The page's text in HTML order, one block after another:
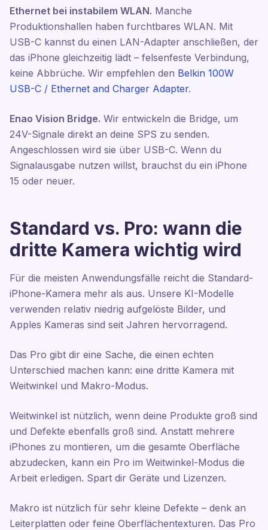
Ethernet bei instabilem WLAN. Manche
Produktionshallen haben furchtbares WLAN. Mit
USB-C kannst du einen LAN-Adapter anschließen, der
das iPhone gleichzeitig lädt – felsenfeste Verbindung,
keine Abbrüche. Wir empfehlen den Belkin 100W
USB-C / Ethernet and Charger Adapter.
Enao Vision Bridge. Wir entwickeln die Bridge, um
24V-Signale direkt an deine SPS zu senden.
Angeschlossen wird sie über USB-C. Wenn du
Signalausgabe nutzen willst, brauchst du ein iPhone
15 oder neuer.
Standard vs. Pro: wann die
dritte Kamera wichtig wird
Für die meisten Anwendungsfälle reicht die Standard-
iPhone-Kamera mehr als aus. Unsere KI-Modelle
verwenden relativ niedrig aufgelöste Bilder, und
Apples Kameras sind seit Jahren hervorragend.
Das Pro gibt dir eine Sache, die einen echten
Unterschied machen kann: eine dritte Kamera mit
Weitwinkel und Makro-Modus.
Weitwinkel ist nützlich, wenn deine Produkte groß sind
und Defekte ebenfalls groß sind. Anstatt mehrere
iPhones zu montieren, um die gesamte Oberfläche
abzudecken, kann ein Pro im Weitwinkel-Modus die
Arbeit erledigen. Spart dir Geräte und Lizenzen.
Makro ist nützlich für sehr kleine Defekte – denk an
Leiterplatten oder feine Oberflächentexturen. Das Pro